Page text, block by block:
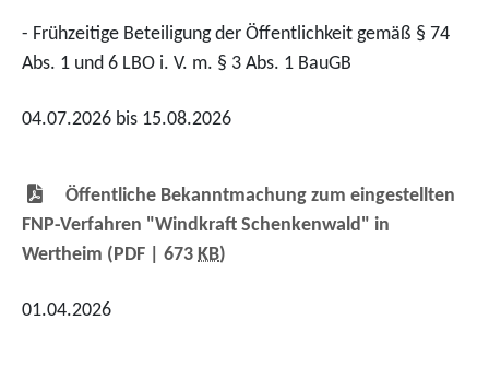
- Frühzeitige Beteiligung der Öffentlichkeit gemäß § 74
Abs. 1 und 6 LBO i. V. m. § 3 Abs. 1 BauGB
04.07.2026 bis 15.08.2026
Öffentliche Bekanntmachung zum eingestellten
FNP-Verfahren "Windkraft Schenkenwald" in
Wertheim (PDF | 673 KB)
01.04.2026